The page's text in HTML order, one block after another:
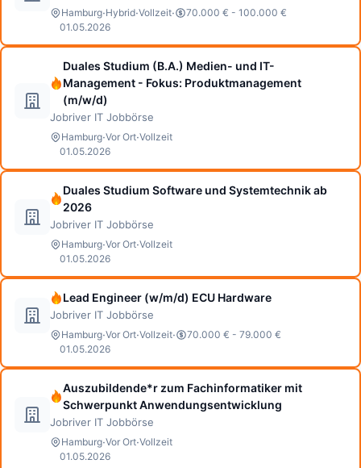
Hamburg·Hybrid·Vollzeit·
70.000 € - 100.000 €
01.05.2026
Duales Studium (B.A.) Medien- und IT-
Management - Fokus: Produktmanagement
(m/w/d)
Jobriver IT Jobbörse
Hamburg·Vor Ort·Vollzeit
01.05.2026
Duales Studium Software und Systemtechnik ab
2026
Jobriver IT Jobbörse
Hamburg·Vor Ort·Vollzeit
01.05.2026
Lead Engineer (w/m/d) ECU Hardware
Jobriver IT Jobbörse
Hamburg·Vor Ort·Vollzeit·
70.000 € - 79.000 €
01.05.2026
Auszubildende*r zum Fachinformatiker mit
Schwerpunkt Anwendungsentwicklung
Jobriver IT Jobbörse
Hamburg·Vor Ort·Vollzeit
01.05.2026